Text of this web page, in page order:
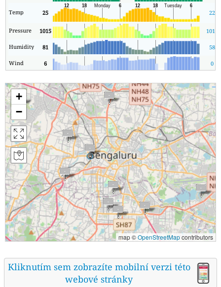
Temp 25 22
Pressure 1015 1012
Humidity 81 58
Wind 6 0
+
−
map ©OpenStreetMapcontributors
Kliknutím sem zobrazíte mobilní verzi této
webové stránky